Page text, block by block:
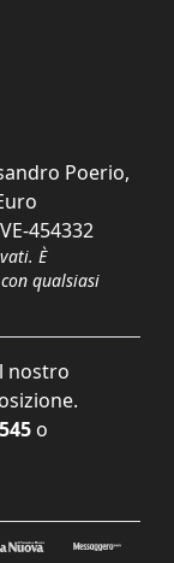
Poerio,
454332
È
qualsiasi
nostro
o